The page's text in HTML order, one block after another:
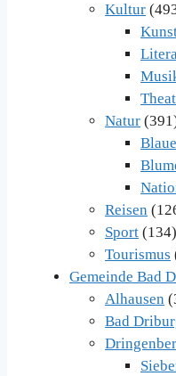
Kultur
Natur
Reisen
Sport (134)
Tourismus
Gemeinde Bad
Alhausen
Bad